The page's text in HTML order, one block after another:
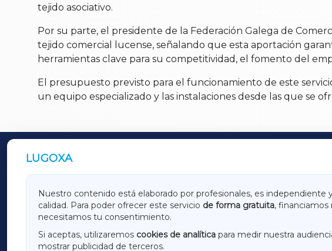
tejido asociativo.
Por su parte, el presidente de la Federación Galega de
tejido comercial lucense, señalando que esta aportación
herramientas clave para su competitividad, el fomento del
El presupuesto previsto para el funcionamiento de este
un equipo especializado y las instalaciones desde las que se
LUGOXA
Nuestro contenido está elaborado por profesionales, es
calidad. Para poder ofrecer este servicio de forma gratuita, financiamos
necesitamos tu consentimiento.
Si aceptas, utilizaremos cookies de analítica para medir nuestra
mostrar publicidad de terceros.
OUTROS PERIÓDICOS
GALICIAXA LUGOXA
AMARIÑAXA
RIBEIRASACRAXA
OURENSEXA